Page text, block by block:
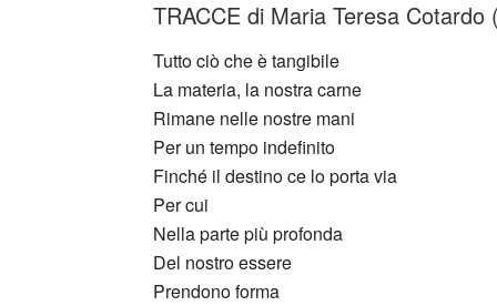
TRACCE di Maria Teresa Cotardo
Tutto ciò che è tangibile
La materia, la nostra carne
Rimane nelle nostre mani
Per un tempo indefinito
Finché il destino ce lo porta via
Per cui
Nella parte più profonda
Del nostro essere
Prendono forma